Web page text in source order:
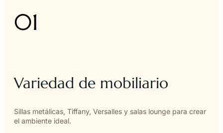
01
Variedad de mobiliario
Sillas metálicas, Tiffany, Versalles y salas lounge para crear
el ambiente ideal.